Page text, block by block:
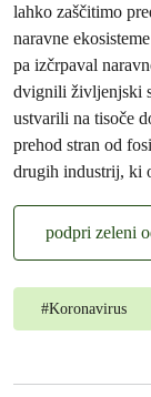
lahko zaščitimo
naravne
pa izčrpaval
dvignili življenjski
ustvarili na tisoče
prehod stran od
drugih industrij, ki
podpri zeleni
#Koronavirus